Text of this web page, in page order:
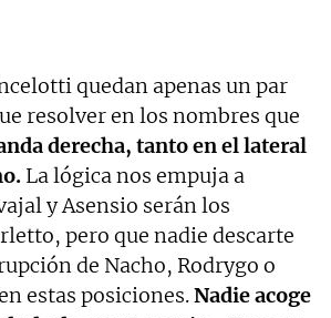
quedan apenas un par
resolver en los nombres que
derecha, tanto en el lateral
La lógica nos empuja a
y Asensio serán los
pero que nadie descarte
de Nacho, Rodrygo o
estas posiciones.Nadie acoge